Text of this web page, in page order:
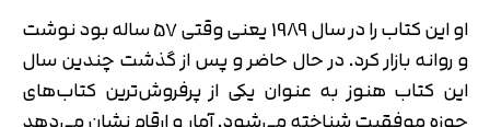
او این کتاب را در سال 1989 یعنی وقتی 57 ساله بود نوشت
و روانه بازار کرد. در حال حاضر و پس از گذشت چندین سال
این کتاب هنوز به عنوان یکی از پرفروش‌ترین کتاب‌های